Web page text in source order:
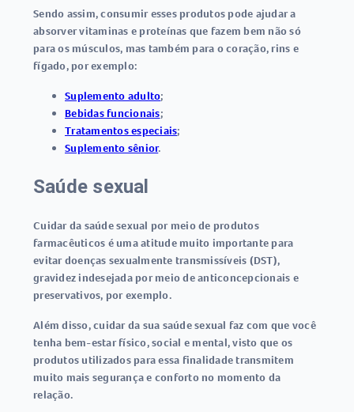
Sendo assim, consumir esses produtos pode ajudar a
absorver vitaminas e proteínas que fazem bem não só
para os músculos, mas também para o coração, rins e
fígado, por exemplo:
Suplemento adulto;
Bebidas funcionais;
Tratamentos especiais;
Suplemento sênior.
Saúde sexual
Cuidar da saúde sexual por meio de produtos
farmacêuticos é uma atitude muito importante para
evitar doenças sexualmente transmissíveis (DST),
gravidez indesejada por meio de anticoncepcionais e
preservativos, por exemplo.
Além disso, cuidar da sua saúde sexual faz com que você
tenha bem-estar físico, social e mental, visto que os
produtos utilizados para essa finalidade transmitem
muito mais segurança e conforto no momento da
relação.